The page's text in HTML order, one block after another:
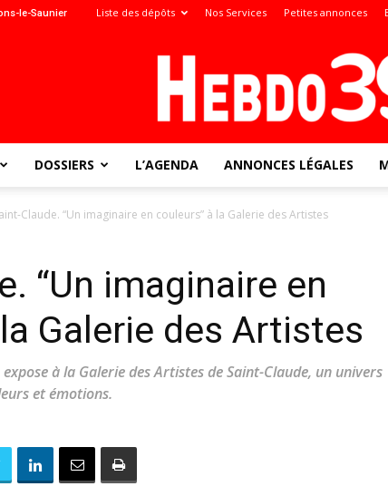
le-Saunier Liste des dépôts Nos Services Petites annonces
DOSSIERS L’AGENDA ANNONCES LÉGALES
Claude. “Un imaginaire en couleurs” à la Galerie des Artistes
“Un imaginaire en
Galerie des Artistes
à la Galerie des Artistes de Saint-Claude, un univers
et émotions.